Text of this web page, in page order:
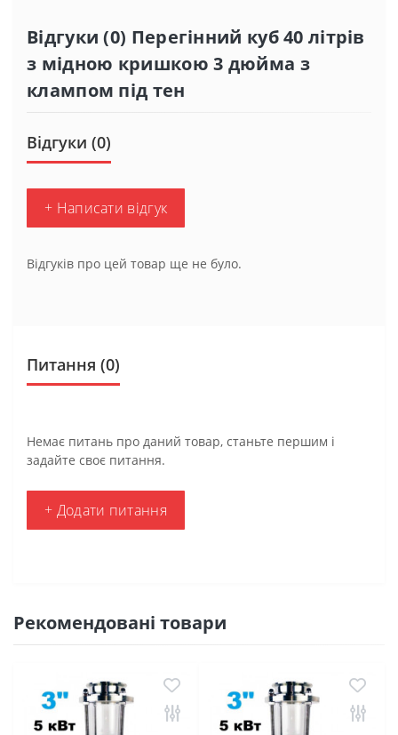
Відгуки (0) Перегінний куб 40 літрів
з мідною кришкою 3 дюйма з
клампом під тен
Відгуки (0)
+ Написати відгук
Відгуків про цей товар ще не було.
Питання (0)
Немає питань про даний товар, станьте першим і
задайте своє питання.
+ Додати питання
Рекомендовані товари